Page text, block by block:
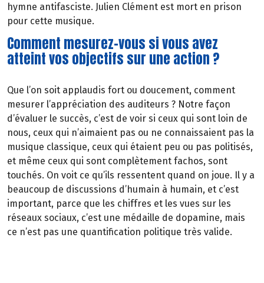
hymne antifasciste. Julien Clément est mort en prison
pour cette musique.
Comment mesurez-vous si vous avez
atteint vos objectifs sur une action ?
Que l’on soit applaudis fort ou doucement, comment
mesurer l’appréciation des auditeurs ? Notre façon
d’évaluer le succès, c’est de voir si ceux qui sont loin de
nous, ceux qui n’aimaient pas ou ne connaissaient pas la
musique classique, ceux qui étaient peu ou pas politisés,
et même ceux qui sont complètement fachos, sont
touchés. On voit ce qu’ils ressentent quand on joue. Il y a
beaucoup de discussions d’humain à humain, et c’est
important, parce que les chiffres et les vues sur les
réseaux sociaux, c’est une médaille de dopamine, mais
ce n’est pas une quantification politique très valide.